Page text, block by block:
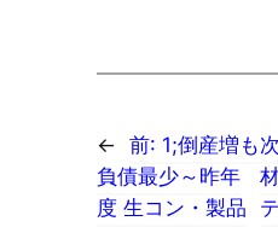
← 前: 1;倒産増も
負債最少～昨年
度 生コン・製品